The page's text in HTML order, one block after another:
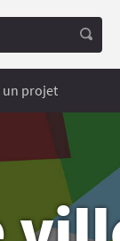
un projet